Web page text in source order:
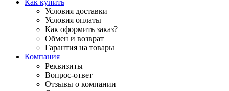
Условия доставки
Условия оплаты
Как оформить заказ?
Обмен и возврат
Гарантия на товары
Компания
Реквизиты
Вопрос-ответ
Отзывы о компании